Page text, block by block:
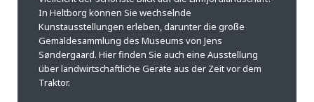
In Heltborg können Sie wechselnde
Kunstausstellungen erleben, darunter die große
Gemäldesammlung des Museums von Jens
Søndergaard. Hier finden Sie auch eine Ausstellung
über landwirtschaftliche Geräte aus der Zeit vor dem
Traktor.